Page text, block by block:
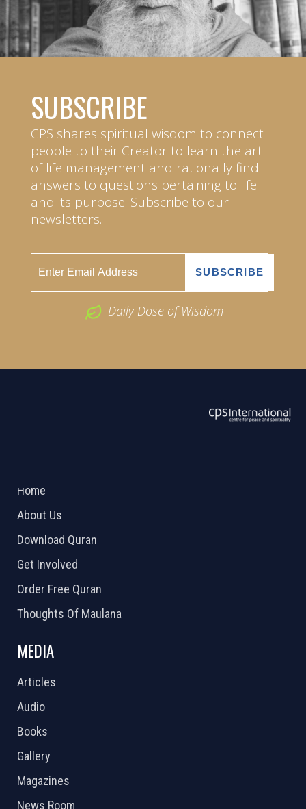
SUBSCRIBE
CPS shares spiritual wisdom to connect
people to their Creator to learn the art
of life management and rationally find
answers to questions pertaining to life
and its purpose. Subscribe to our
newsletters.
Daily Dose of Wisdom
Home
About Us
Download Quran
Get Involved
Order Free Quran
Thoughts Of Maulana
MEDIA
Articles
Audio
Books
Gallery
Magazines
News Room